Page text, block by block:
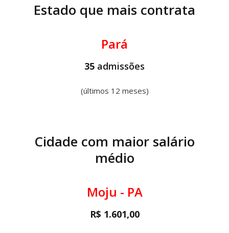
Estado que mais contrata
Pará
35 admissões
(últimos 12 meses)
Cidade com maior salário
médio
Moju - PA
R$ 1.601,00